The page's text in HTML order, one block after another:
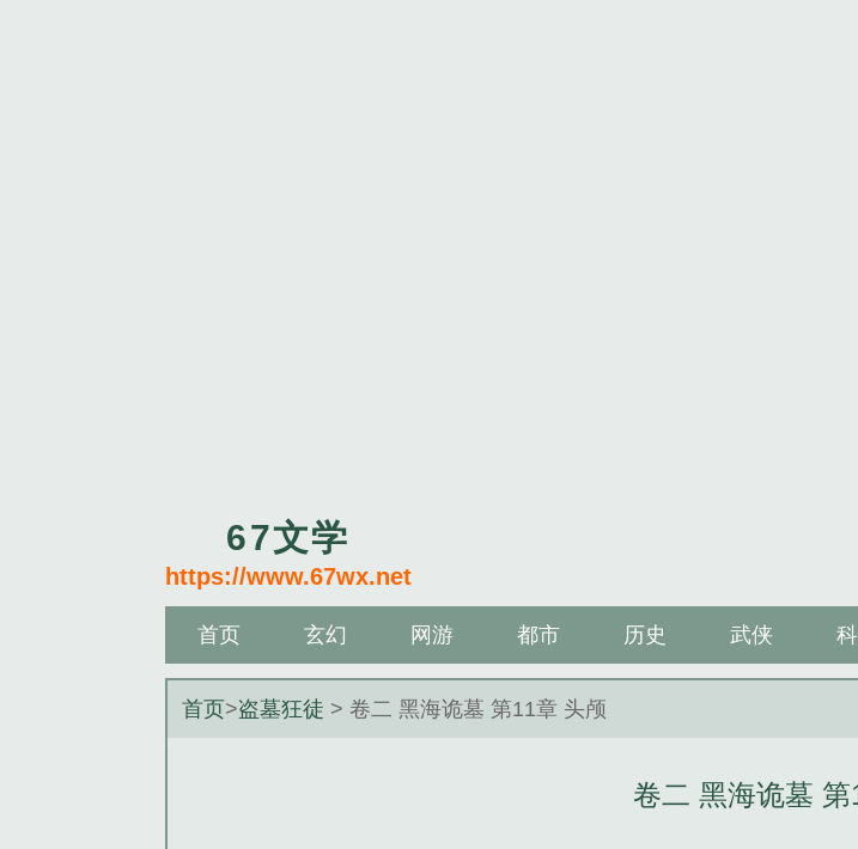
67文学
https://www.67wx.net
首页 玄幻 网游 都市 历史 武侠
首页>盗墓狂徒 > 卷二 黑海诡墓 第11章 头颅
卷二 黑海诡墓